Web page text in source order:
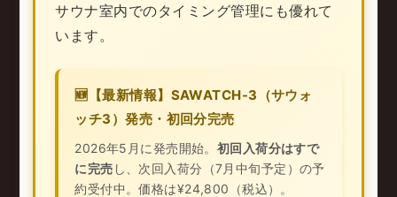
サウナ室内でのタイミング管理にも優れて
います。
🆕【最新情報】SAWATCH-3（サウォ
ッチ3）発売・初回分完売
2026年5月に発売開始。 初回入荷分はすで
に完売 し、次回入荷分（7月中旬予定）の予
約受付中。価格は¥24,800（税込）。